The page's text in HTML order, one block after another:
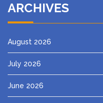
ARCHIVES
August 2026
July 2026
June 2026